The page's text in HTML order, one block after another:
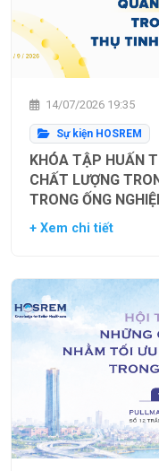
14/07/2026 19:35
Sự kiện HOSREM
KHÓA TẬP HUẤN
CHẤT LƯỢNG
TRONG ỐNG
+ Xem chi tiết